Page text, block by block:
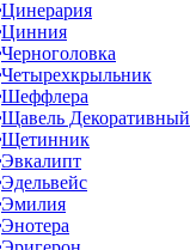
Цинерария
Цинния
Черноголовка
Четырехкрыльник
Шеффлера
Щавель Декоративный
Щетинник
Эвкалипт
Эдельвейс
Эмилия
Энотера